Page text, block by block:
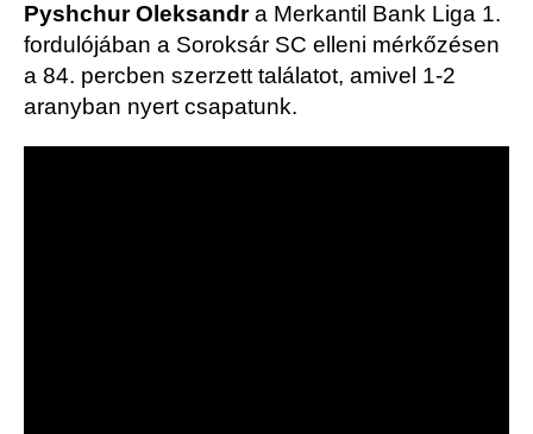
Pyshchur Oleksandra Merkantil Bank Liga 1.
fordulójában a Soroksár SC elleni mérkőzésen
a 84. percben szerzett találatot, amivel 1-2
aranyban nyert csapatunk.